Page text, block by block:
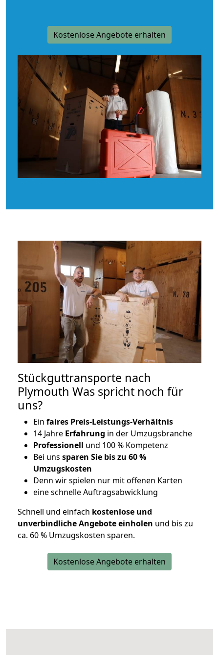
Kostenlose Angebote erhalten
Stückguttransporte nach
Plymouth Was spricht noch für
uns?
Ein faires Preis-Leistungs-Verhältnis
14 Jahre Erfahrung in der Umzugsbranche
Professionell und 100 % Kompetenz
Bei uns sparen Sie bis zu 60 %
Umzugskosten
Denn wir spielen nur mit offenen Karten
eine schnelle Auftragsabwicklung
Schnell und einfach kostenlose und
unverbindliche Angebote einholen und bis zu
ca. 60 % Umzugskosten sparen.
Kostenlose Angebote erhalten